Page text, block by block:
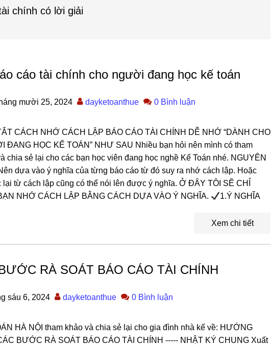
chính có lời giải
cáo tài chính cho người đang học kế toán
mười 25, 2024 dayketoanthue 0 Bình luận
CÁCH NHỚ CÁCH LẬP BÁO CÁO TÀI CHÍNH DỄ NHỚ “DÀNH CHO
ĐANG HỌC KẾ TOÁN” NHƯ SAU Nhiều bạn hỏi nên mình có tham
chia sẻ lại cho các bạn học viên đang học nghề Kế Toán nhé. NGUYÊN
dựa vào ý nghĩa của từng báo cáo từ đó suy ra nhớ cách lập. Hoặc
từ cách lập cũng có thể nói lên được ý nghĩa. Ở ĐÂY TÔI SẼ CHỈ
NHỚ CÁCH LẬP BẰNG CÁCH DỰA VÀO Ý NGHĨA.
1.Ý NGHĨA
Xem chi tiết
RÀ SOÁT BÁO CÁO TÀI CHÍNH
sáu 6, 2024 dayketoanthue 0 Bình luận
HÀ NỘI tham khảo và chia sẻ lại cho gia đình nhà kế về: HƯỚNG
BƯỚC RÀ SOÁT BÁO CÁO TÀI CHÍNH ----- NHẬT KÝ CHUNG Xuất